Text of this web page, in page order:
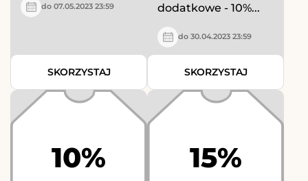
do 07.05.2023 23:59
SKORZYSTAJ
dodatkowe - 10%...
do 30.04.2023 23:59
SKORZYSTAJ
10% 15%